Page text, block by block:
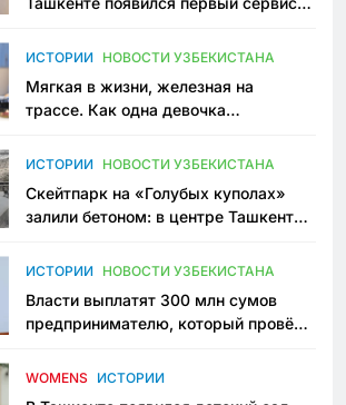
ИСТОРИИ НОВОСТИ УЗБЕКИСТАНА
Мягкая в жизни, железная на
трассе. Как одна девочка
Узбекистане
ИСТОРИИ НОВОСТИ УЗБЕКИСТАНА
Скейтпарк на «Голубых куполах»
залили бетоном: в центре Ташкента
пространство
ИСТОРИИ НОВОСТИ УЗБЕКИСТАНА
Власти выплатят 300 млн сумов
предпринимателю, который провёл
приговору
WOMENS ИСТОРИИ